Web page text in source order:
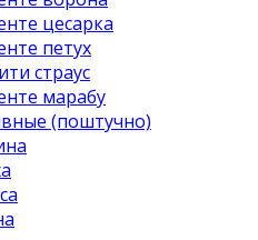
цесарка
петух
страус
марабу
(поштучно)